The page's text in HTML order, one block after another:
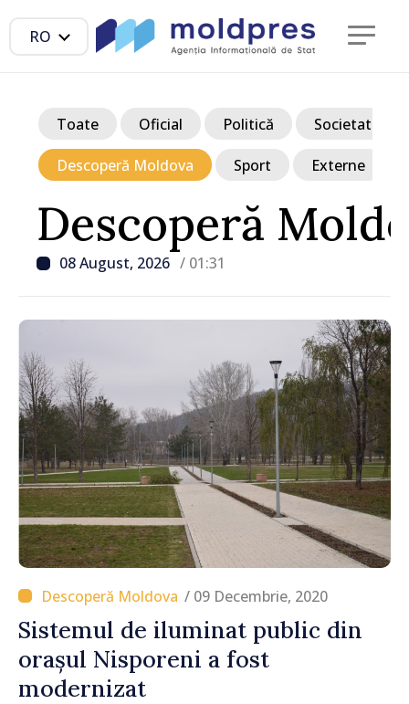
RO
Descoperă
08 August, 2026 / 01:31
Toate Oficial Politică Societate
Descoperă Moldova Sport Externe
/ 09 Decembrie, 2020
Sistemul de iluminat public din
orașul Nisporeni a fost
modernizat